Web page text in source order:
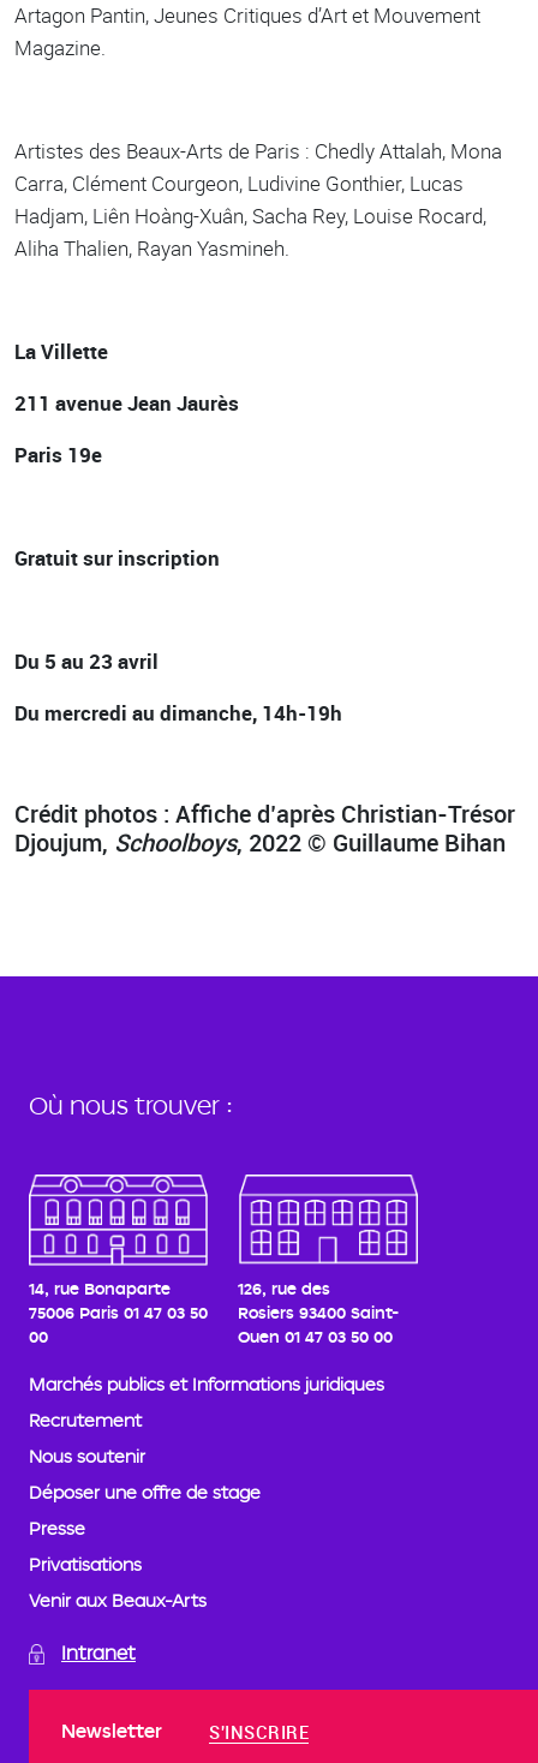
Artagon Pantin, Jeunes Critiques d’Art et Mouvement
Magazine.
Artistes des Beaux-Arts de Paris : Chedly Attalah, Mona
Carra, Clément Courgeon, Ludivine Gonthier, Lucas
Hadjam, Liên Hoàng-Xuân, Sacha Rey, Louise Rocard,
Aliha Thalien, Rayan Yasmineh.
La Villette
211 avenue Jean Jaurès
Paris 19e
Gratuit sur inscription
Du 5 au 23 avril
Du mercredi au dimanche, 14h-19h
Crédit photos : Affiche d’après Christian-Trésor
Djoujum, Schoolboys, 2022 © Guillaume Bihan
Où nous trouver :
14, rue Bonaparte
75006 Paris 01 47 03 50
00
126, rue des
Rosiers 93400 Saint-
Ouen 01 47 03 50 00
Marchés publics et Informations juridiques
Recrutement
Nous soutenir
Déposer une offre de stage
Presse
Privatisations
Venir aux Beaux-Arts
Intranet
Newsletter S'INSCRIRE